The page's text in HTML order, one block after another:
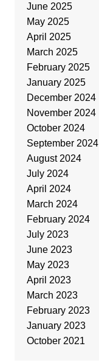
June 2025
May 2025
April 2025
March 2025
February 2025
January 2025
December 2024
November 2024
October 2024
September 2024
August 2024
July 2024
April 2024
March 2024
February 2024
July 2023
June 2023
May 2023
April 2023
March 2023
February 2023
January 2023
October 2021